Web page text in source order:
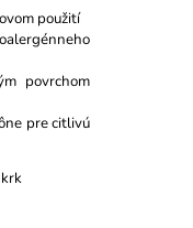
použití
povrchom
pre citlivú